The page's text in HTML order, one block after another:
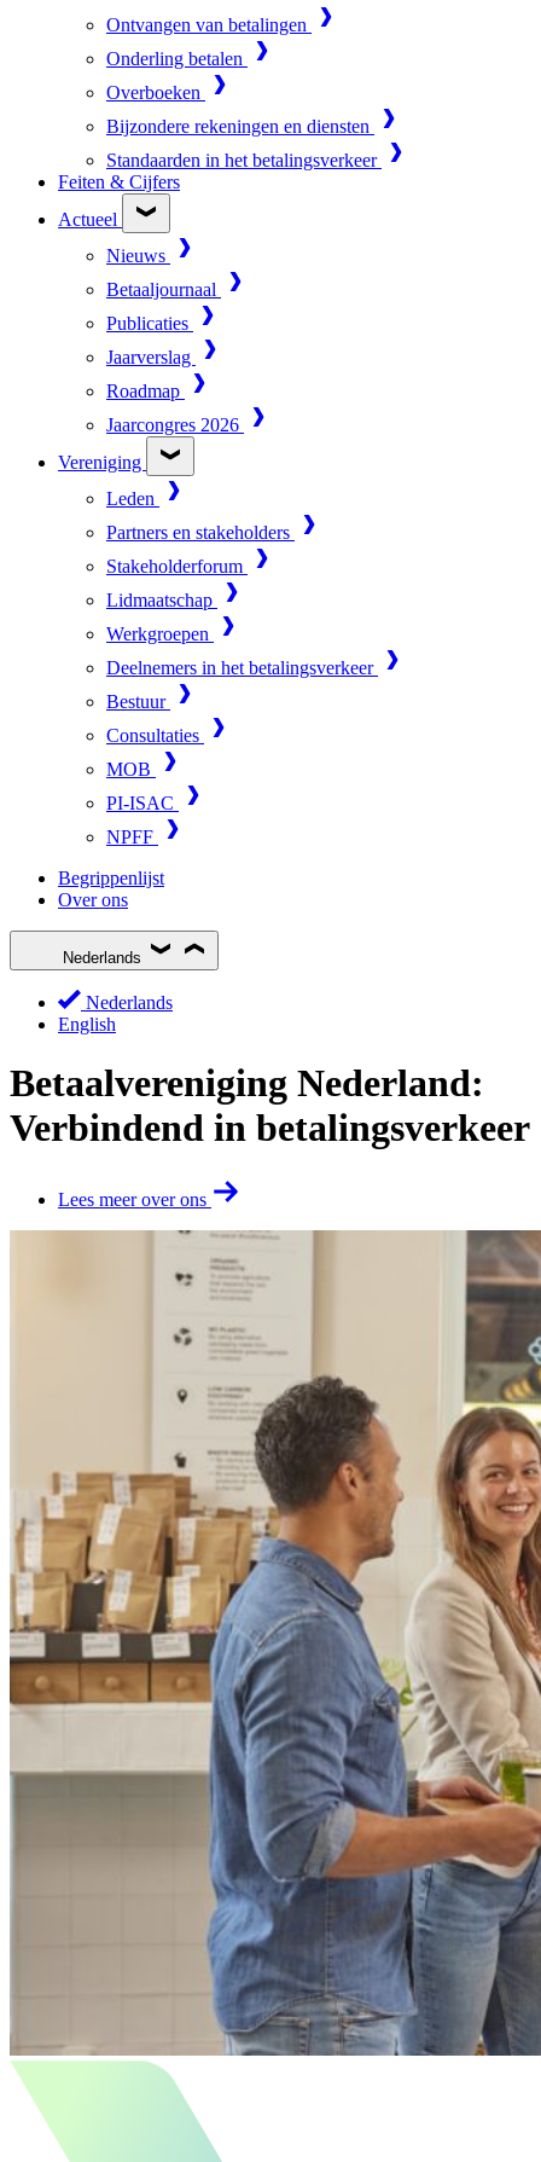
Ontvangen van betalingen
Onderling betalen
Overboeken
Bijzondere rekeningen en diensten
Standaarden in het betalingsverkeer
Feiten & Cijfers
Actueel
Nieuws
Betaaljournaal
Publicaties
Jaarverslag
Roadmap
Jaarcongres 2026
Vereniging
Leden
Partners en stakeholders
Stakeholderforum
Lidmaatschap
Werkgroepen
Deelnemers in het betalingsverkeer
Bestuur
Consultaties
MOB
PI-ISAC
NPFF
Begrippenlijst
Over ons
Nederlands
Nederlands
English
Betaalvereniging Nederland:
Verbindend in betalingsverkeer
Lees meer over ons